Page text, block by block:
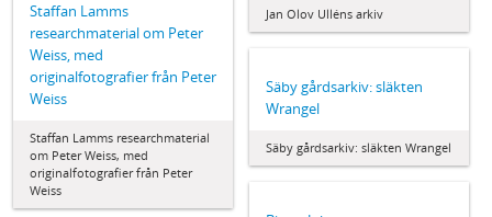
Jan Olov Ulléns arkiv
Staffan Lamms
researchmaterial om Peter
Weiss, med
originalfotografier från Peter
Weiss
Staffan Lamms researchmaterial
om Peter Weiss, med
originalfotografier från Peter
Weiss
Säby gårdsarkiv: släkten
Wrangel
Säby gårdsarkiv: släkten Wrangel